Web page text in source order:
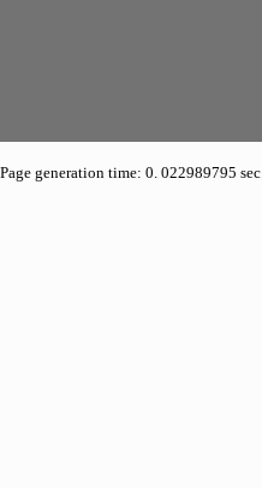
Page generation time: 0. 022989795 sec.